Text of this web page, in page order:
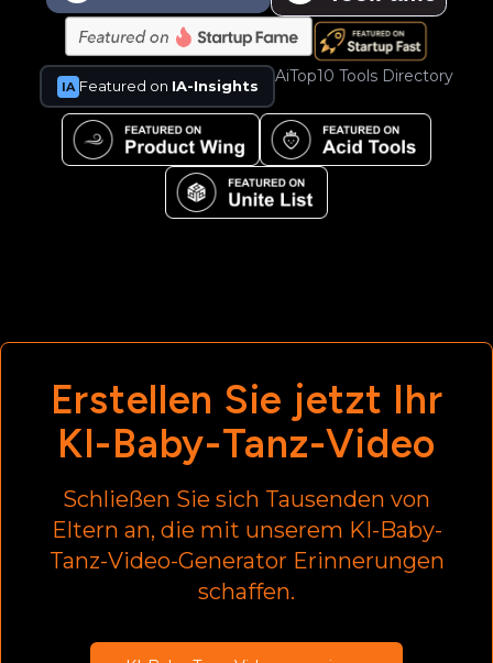
IA Featured on IA-Insights AiTop10 Tools Directory
Erstellen Sie jetzt Ihr
KI-Baby-Tanz-Video
Schließen Sie sich Tausenden von
Eltern an, die mit unserem KI-Baby-
Tanz-Video-Generator Erinnerungen
schaffen.